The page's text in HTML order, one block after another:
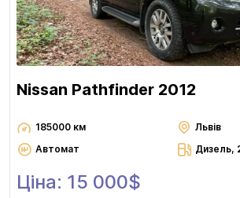
Nissan Pathfinder 2012
185000 км
Львів
Автомат
Дизель,
Ціна: 15 000$